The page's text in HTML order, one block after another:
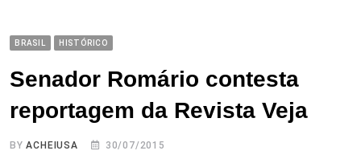
BRASIL HISTÓRICO
Senador Romário contesta
reportagem da Revista Veja
BYACHEIUSA 30/07/2015